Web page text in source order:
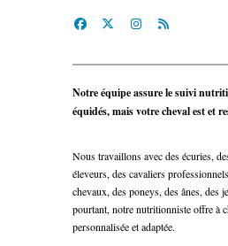
Notre équipe assure le suivi
équidés, mais votre cheval est et
Nous travaillons avec des écuries,
éleveurs, des cavaliers
chevaux, des poneys, des ânes, des
pourtant, notre nutritionniste offre à
personnalisée et adaptée.